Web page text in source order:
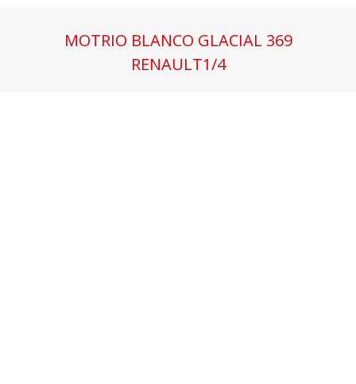
MOTRIO BLANCO GLACIAL 369
RENAULT1/4